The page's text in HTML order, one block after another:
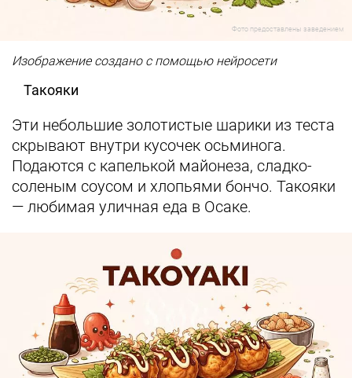
Фото предоставлены заведением
Изображение создано с помощью нейросети
Такояки
Эти небольшие золотистые шарики из теста
скрывают внутри кусочек осьминога.
Подаются с капелькой майонеза, сладко-
соленым соусом и хлопьями бончо. Такояки
— любимая уличная еда в Осаке.